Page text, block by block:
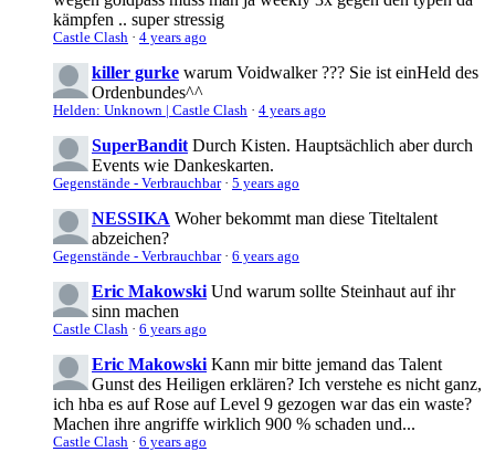
kämpfen .. super stressig
Castle Clash · 4 years ago
killer gurke warum Voidwalker ??? Sie ist einHeld des
Ordenbundes^^
Helden: Unknown | Castle Clash · 4 years ago
SuperBandit Durch Kisten. Hauptsächlich aber durch
Events wie Dankeskarten.
Gegenstände - Verbrauchbar· 5 years ago
NESSIKA Woher bekommt man diese Titeltalent
abzeichen?
Gegenstände - Verbrauchbar· 6 years ago
Eric Makowski Und warum sollte Steinhaut auf ihr
sinn machen
Castle Clash · 6 years ago
Eric Makowski Kann mir bitte jemand das Talent
Gunst des Heiligen erklären? Ich verstehe es nicht ganz,
ich hba es auf Rose auf Level 9 gezogen war das ein waste?
Machen ihre angriffe wirklich 900 % schaden und...
Castle Clash · 6 years ago